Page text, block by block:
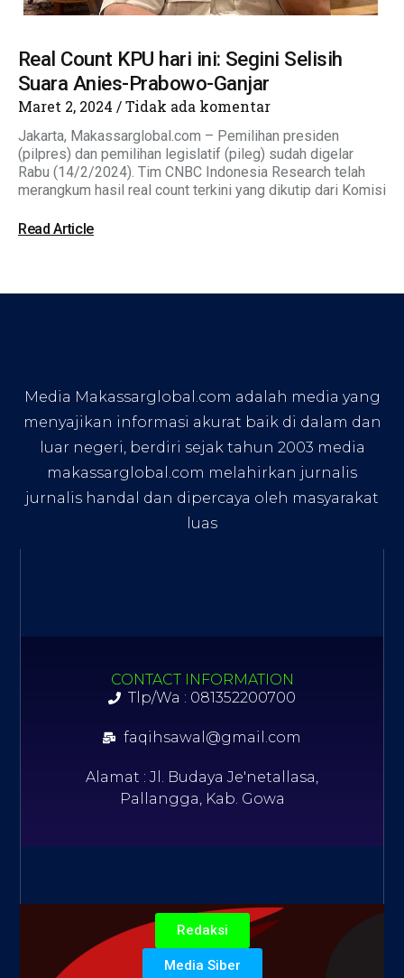
Real Count KPU hari ini: Segini Selisih
Suara Anies-Prabowo-Ganjar
Maret 2, 2024 Tidak ada komentar
Jakarta, Makassarglobal.com – Pemilihan presiden
(pilpres) dan pemilihan legislatif (pileg) sudah digelar
Rabu (14/2/2024). Tim CNBC Indonesia Research telah
merangkum hasil real count terkini yang dikutip dari Komisi
Read Article
Media Makassarglobal.com adalah media yang
menyajikan informasi akurat baik di dalam dan
luar negeri, berdiri sejak tahun 2003 media
makassarglobal.com melahirkan jurnalis
jurnalis handal dan dipercaya oleh masyarakat
luas
CONTACT INFORMATION
Tlp/Wa : 081352200700
faqihsawal@gmail.com
Alamat : Jl. Budaya Je'netallasa,
Pallangga, Kab. Gowa
Redaksi
Media Siber